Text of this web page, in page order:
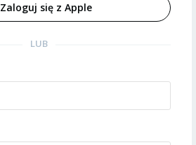
Zaloguj się z Apple
LUB